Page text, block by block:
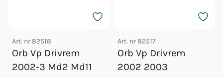
Art. nr82518
Orb Vp Drivrem
2002-3 Md2 Md11
Art. nr82517
Orb Vp Drivrem
2002 2003